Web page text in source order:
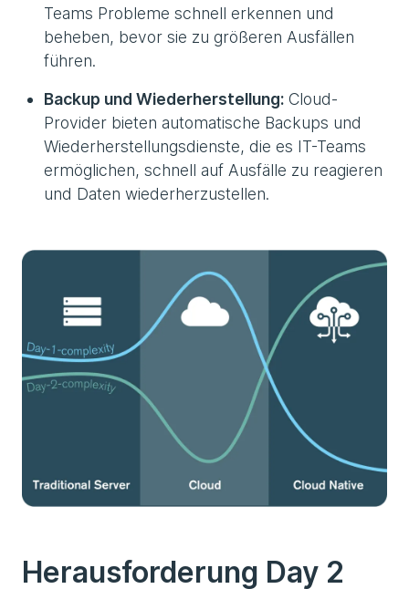
Teams Probleme schnell erkennen und
beheben, bevor sie zu größeren Ausfällen
führen.
Backup und Wiederherstellung: Cloud-
Provider bieten automatische Backups und
Wiederherstellungsdienste, die es IT-Teams
ermöglichen, schnell auf Ausfälle zu reagieren
und Daten wiederherzustellen.
Herausforderung Day 2